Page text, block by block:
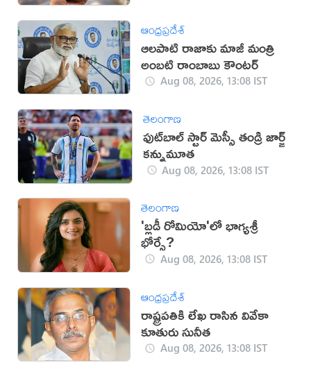
ఆంధ్రప్రదేశ్
ఆలపాటి రాజాకు మాజీ మంత్రి
అంబటి రాంబాబు కౌంటర్‌
Aug 08, 2026, 13:08 IST
తెలంగాణ
ఫుట్‌బాల్ స్టార్ మెస్సీ తండ్రి జార్జ్
కన్నుమూత
Aug 08, 2026, 13:08 IST
తెలంగాణ
'బ్లడీ రోమియో'లో భాగ్యశ్రీ
భోర్సే?
Aug 08, 2026, 13:08 IST
ఆంధ్రప్రదేశ్
రాష్ట్రపతికి లేఖ రాసిన వివేకా
కూతురు సునీత
Aug 08, 2026, 13:08 IST